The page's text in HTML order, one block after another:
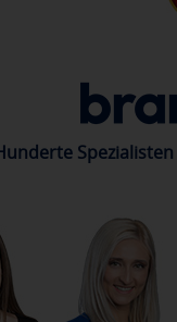
Spezialisten